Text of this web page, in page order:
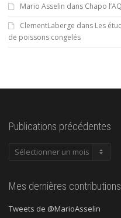
Mario Asselin dans Chapo
ClementLaberge dans Les
de poissons congelés
Publications précédentes
Publications
Mes dernières
Tweets de @MarioAsselin